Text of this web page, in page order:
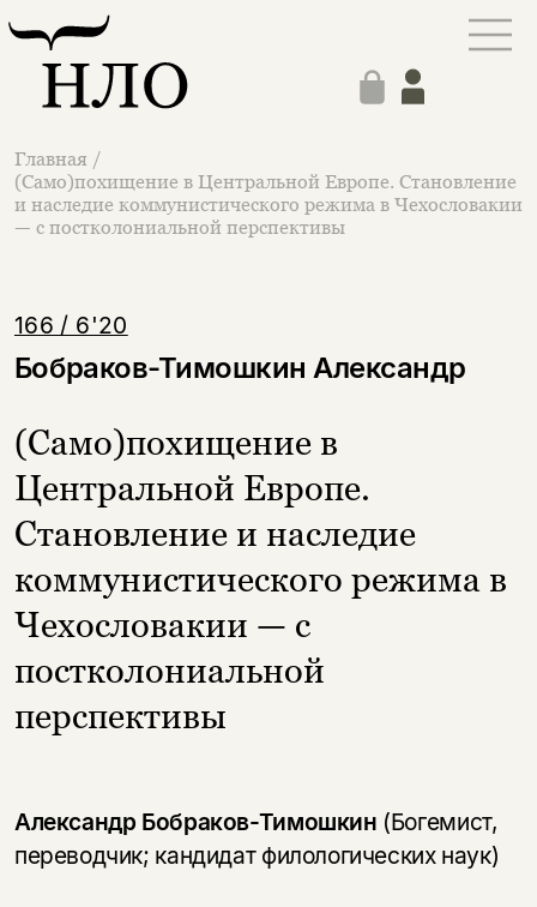
Главная /
(Само)похищение в Центральной Европе. Становление
и наследие коммунистического режима в Чехословакии
— с постколониальной перспективы
166 / 6'20
Бобраков-Тимошкин Александр
(Само)похищение в
Центральной Европе.
Становление и наследие
коммунистического режима в
Чехословакии — с
постколониальной
перспективы
Александр Бобраков-Тимошкин (Богемист,
переводчик; кандидат филологических наук)